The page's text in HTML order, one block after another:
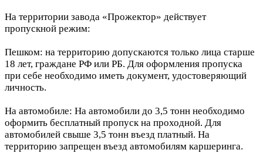
На территории завода «Прожектор» действует
пропускной режим:
Пешком: на территорию допускаются только лица старше
18 лет, граждане РФ или РБ. Для оформления пропуска
при себе необходимо иметь документ, удостоверяющий
личность.
На автомобиле: На автомобили до 3,5 тонн необходимо
оформить бесплатный пропуск на проходной. Для
автомобилей свыше 3,5 тонн въезд платный. На
территорию запрещен въезд автомобилям каршеринга.